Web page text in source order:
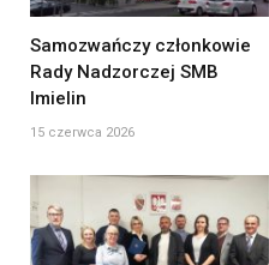
Samozwańczy członkowie
Rady Nadzorczej SMB
Imielin
15 czerwca 2026